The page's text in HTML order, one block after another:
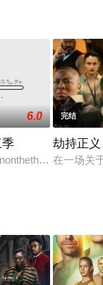
活动突变令到被
6.0 完结
劫持正义
在一场关